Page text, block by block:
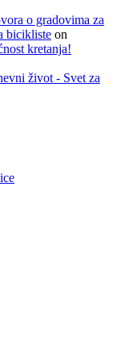
o gradovima za
bicikliste on
kretanja!
život - Svet za